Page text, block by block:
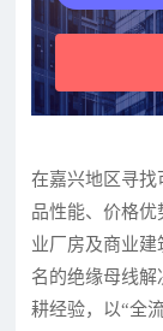
在嘉兴地区寻找
品性能、价格
业厂房及商业建
名的绝缘母线
耕经验，以“全